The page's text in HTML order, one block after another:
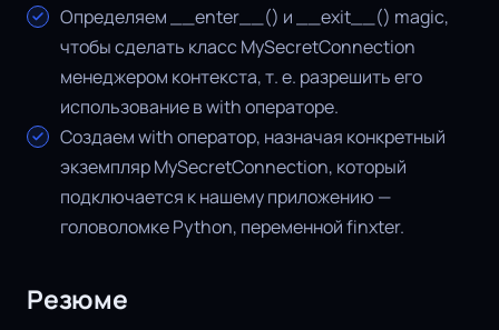
Определяем __enter__() и __exit__() magic,
чтобы сделать класс MySecretConnection
менеджером контекста, т. е. разрешить его
использование в with операторе.
Создаем with оператор, назначая конкретный
экземпляр MySecretConnection, который
подключается к нашему приложению —
головоломке Python, переменной finxter.
Резюме